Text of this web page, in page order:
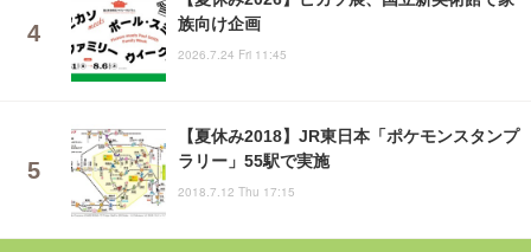
族向け企画
2026.7.24 Fri 11:45
【夏休み2018】JR東日本「ポケモンスタンプ
ラリー」55駅で実施
2018.7.12 Thu 17:15